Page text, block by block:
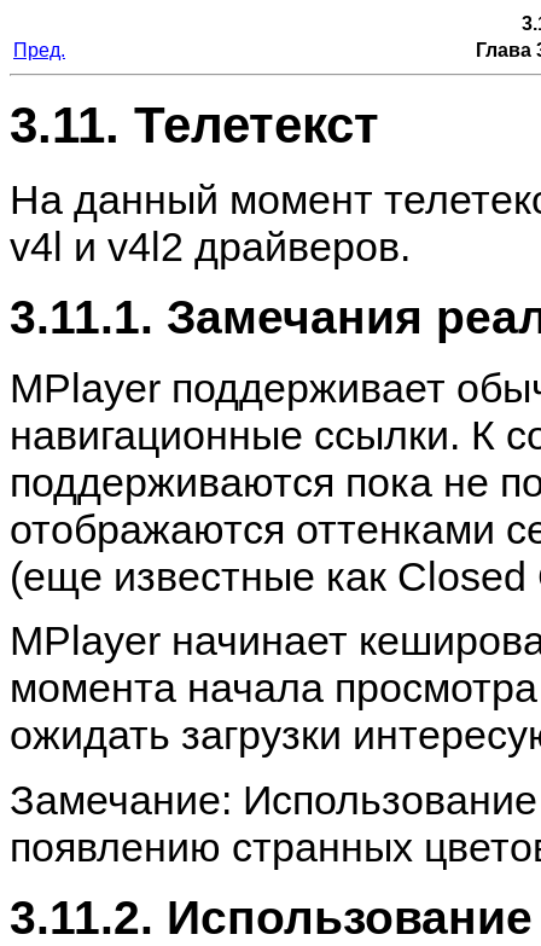
Пред.
Глава
3.11. Телетекст
На данный момент
v4l и v4l2 драйверов.
3.11.1. Замечания
MPlayer поддерживает
навигационные ссылки. К
поддерживаются пока не
отображаются оттенками
(еще известные как
MPlayer начинает
момента начала
ожидать загрузки
Замечание:
появлению странных
3.11.2. Использование